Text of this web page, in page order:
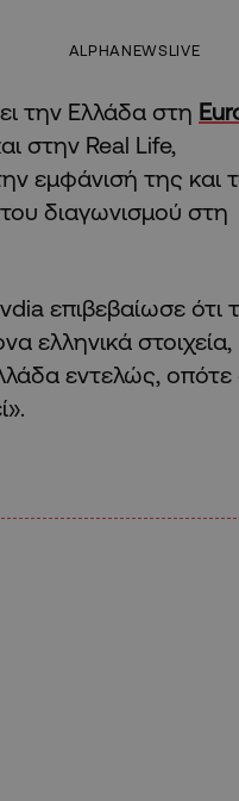
ALPHANEWSLIVE
την Ελλάδα στη
στην Real Life,
εμφάνισή της και
διαγωνισμού στη
επιβεβαίωσε ότι
ελληνικά στοιχεία,
εντελώς, οπότε